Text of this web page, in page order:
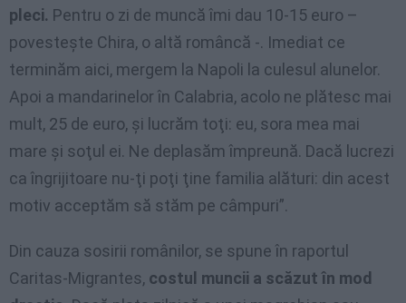
pleci. Pentru o zi de muncă îmi dau 10-15 euro –
povesteşte Chira, o altă româncă -. Imediat ce
terminăm aici, mergem la Napoli la culesul alunelor.
Apoi a mandarinelor în Calabria, acolo ne plătesc mai
mult, 25 de euro, şi lucrăm toţi: eu, sora mea mai
mare şi soţul ei. Ne deplasăm împreună. Dacă lucrezi
ca îngrijitoare nu-ţi poţi ţine familia alături: din acest
motiv acceptăm să stăm pe câmpuri”.
Din cauza sosirii românilor, se spune în raportul
Caritas-Migrantes, costul muncii a scăzut în mod